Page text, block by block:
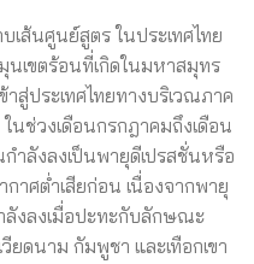
ส้นศูนย์สูตร ในประเทศไทย
เขตร้อนที่เกิดในมหาสมุทร
สู่ประเทศไทยทางบริเวณภาค
นช่วงเดือนกรกฎาคมถึงเดือน
ลังลงเป็นพายุดีเปรสชั่นหรือ
าศต่ำเสียก่อน เนื่องจากพายุ
ลังลงเมื่อปะทะกับลักษณะ
วียดนาม กัมพูชา และเทือกเขา